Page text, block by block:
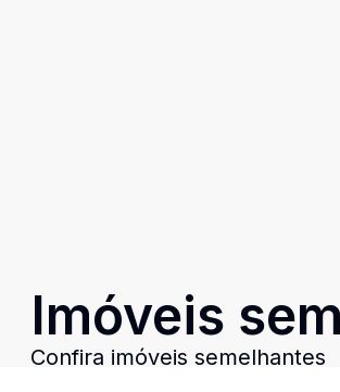
Imóveis
Confira imóveis semelhantes